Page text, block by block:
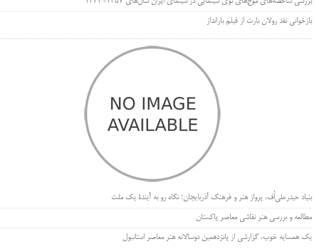
بازخوانی نقد رولان بارت از فیلم بارانداز
بنیاد حیدرعلی‌اُف، پرواز هنر و فرهنگ آذربایجان؛ نگاه رو به آیندۀ یک ملت
مطالعه و بررسی هنر نقاشی معاصر پاکستان
یک همسایه خوب، گزارشی از پانزدهمین دوسالانه هنر معاصر استانبول